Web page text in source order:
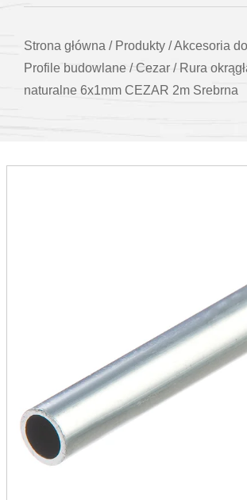
Strona główna / Produkty /Akcesoria
Profile budowlane /Cezar / Rura
naturalne 6x1mm CEZAR 2m Srebrna